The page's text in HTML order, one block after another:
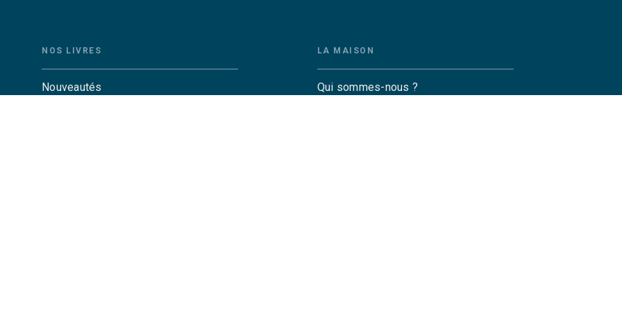
NOS LIVRES
Nouveautés
LA MAISON
Qui sommes-nous ?